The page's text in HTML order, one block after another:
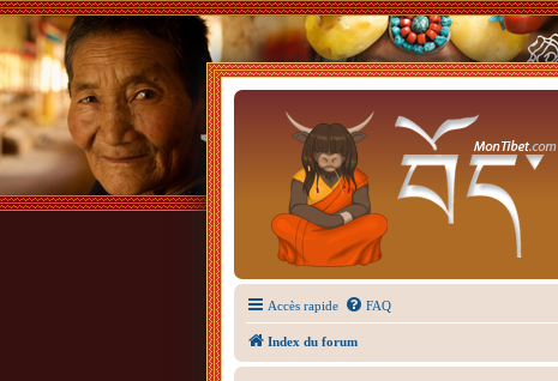
Accès rapide FAQ
Index du forum